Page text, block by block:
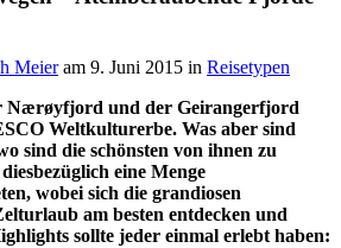
Meier am 9. Juni 2015 in Reisetypen
Nærøyfjord und der Geirangerfjord
Weltkulturerbe. Was aber sind
sind die schönsten von ihnen zu
eine Menge
wobei sich die grandiosen
am besten entdecken und
sollte jeder einmal erlebt haben: